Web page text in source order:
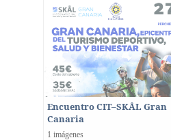
Encuentro CIT–SKÅL Gran
Canaria
1 imágenes